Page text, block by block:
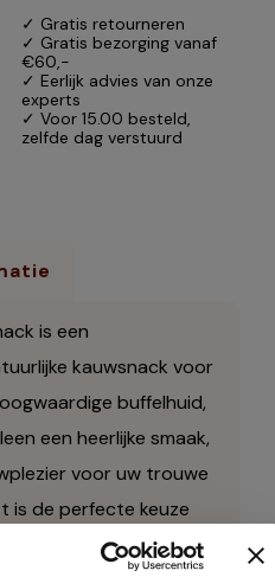
✓ Gratis retourneren
✓ Gratis bezorging vanaf
€60,-
✓ Eerlijk advies van onze
experts
✓ Voor 15.00 besteld,
zelfde dag verstuurd
is een
kauwsnack voor
buffelhuid,
een heerlijke smaak,
voor uw trouwe
is de perfecte keuze
en het kan helpen